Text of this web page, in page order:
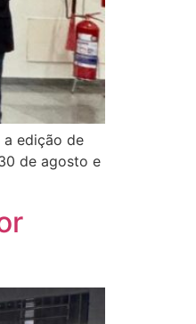
a edição de
de agosto e